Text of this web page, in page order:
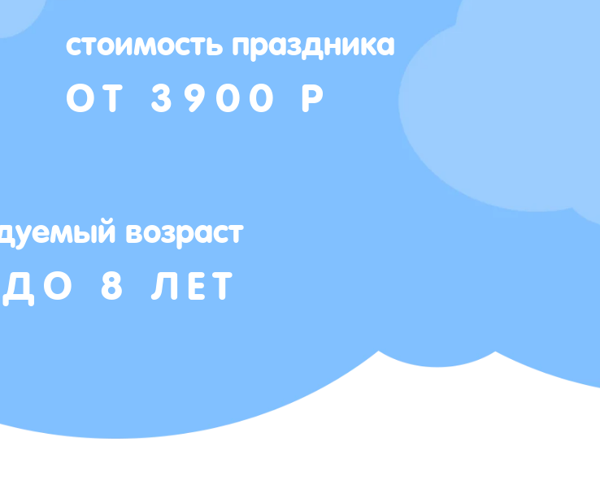
стоимость праздника
ОТ 3900 Р
возраст
8 ЛЕТ